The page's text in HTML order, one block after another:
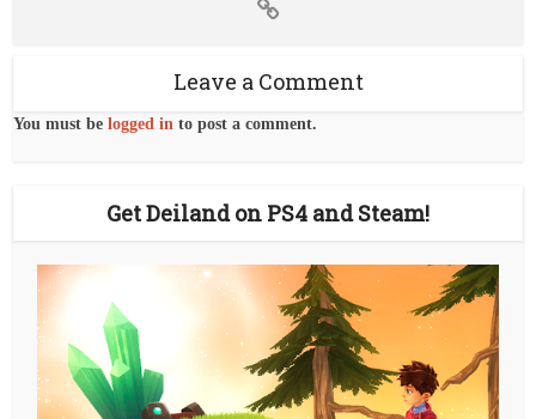
Leave a Comment
You must belogged in to post a comment.
Get Deiland on PS4 and Steam!